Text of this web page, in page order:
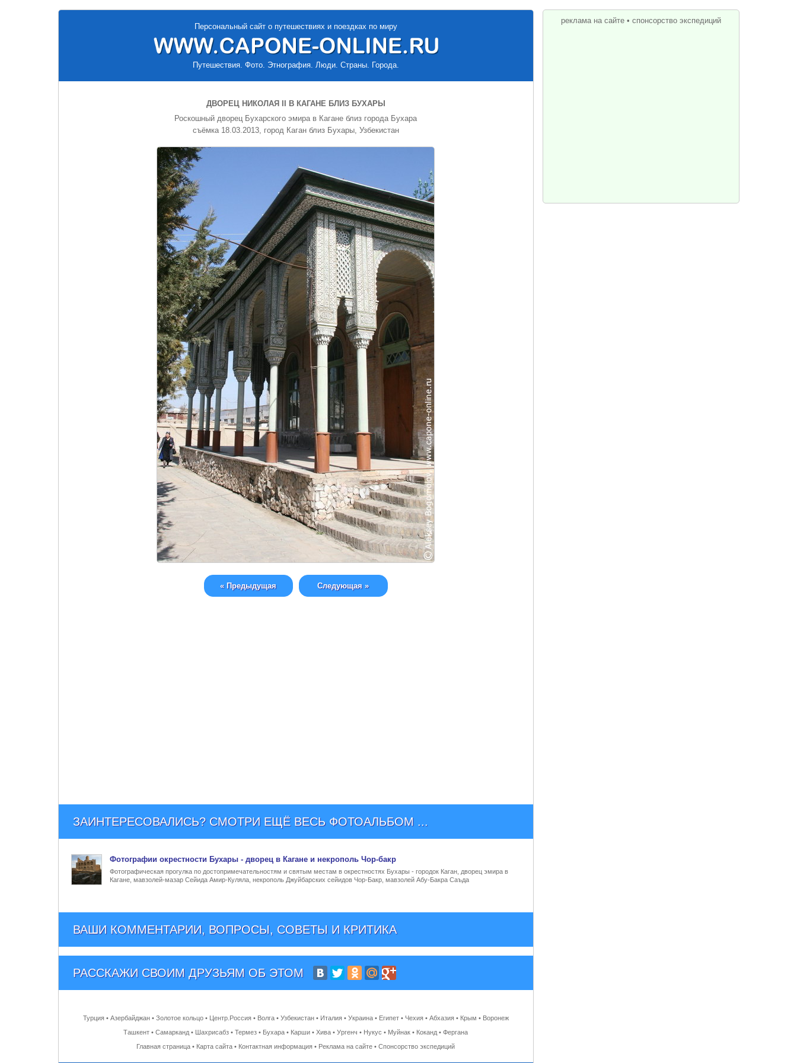
Персональный сайт о путешествиях и поездках по миру
Путешествия. Фото. Этнография. Люди. Страны. Города.
ДВОРЕЦ НИКОЛАЯ II В КАГАНЕ БЛИЗ БУХАРЫ
Роскошный дворец Бухарского эмира в Кагане близ города Бухара
съёмка 18.03.2013, город Каган близ Бухары, Узбекистан
« Предыдущая Следующая »
ЗАИНТЕРЕСОВАЛИСЬ? СМОТРИ ЕЩЁ ВЕСЬ ФОТОАЛЬБОМ ...
Фотографии окрестности Бухары - дворец в Кагане и некрополь Чор-бакр
Фотографическая прогулка по достопримечательностям и святым местам в окрестностях Бухары - городок Каган, дворец эмира в
Кагане, мавзолей-мазар Сейида Амир-Куляла, некрополь Джуйбарских сейидов Чор-Бакр, мавзолей Абу-Бакра Саъда
ВАШИ КОММЕНТАРИИ, ВОПРОСЫ, СОВЕТЫ И КРИТИКА
РАССКАЖИ СВОИМ ДРУЗЬЯМ ОБ ЭТОМ
Турция• Азербайджан• Золотое кольцо• Центр.Россия• Волга• Узбекистан• Италия• Украина• Египет• Чехия• Абхазия• Крым • Воронеж
Ташкент • Самарканд • Шахрисабз • Термез • Бухара • Карши • Хива • Ургенч • Нукус • Муйнак • Коканд • Фергана
Главная страница • Карта сайта • Контактная информация • Реклама на сайте • Спонсорство экспедиций
реклама на сайте• спонсорство экспедиций